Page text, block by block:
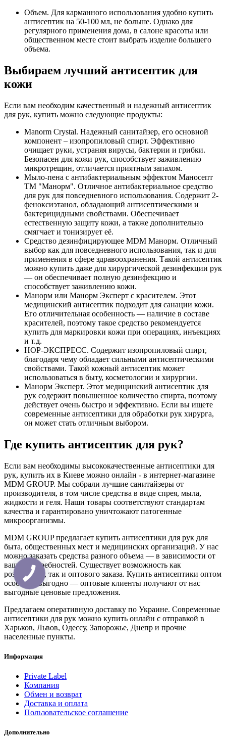
Объем. Для карманного использования удобно купить
антисептик на 50-100 мл, не больше. Однако для
регулярного применения дома, в салоне красоты или
общественном месте стоит выбрать изделие большего
объема.
Выбираем лучший антисептик для
кожи
Если вам необходим качественный и надежный антисептик
для рук, купить можно следующие продукты:
Manorm Crystal. Надежный санитайзер, его основной
компонент – изопропиловый спирт. Эффективно
очищает руки, устраняя вирусы, бактерии и грибки.
Безопасен для кожи рук, способствует заживлению
микротрещин, отличается приятным запахом.
Мыло-пена с антибактериальным эффектом Маносепт
ТМ "Манорм". Отличное антибактериальное средство
для рук для повседневного использования. Содержит 2-
феноксиэтанол, обладающий антисептическими и
бактерицидными свойствами. Обеспечивает
естественную защиту кожи, а также дополнительно
смягчает и тонизирует её.
Средство дезинфицирующее MDM Манорм. Отличный
выбор как для повседневного использования, так и для
применения в сфере здравоохранения. Такой антисептик
можно купить даже для хирургической дезинфекции рук
— он обеспечивает полную дезинфекцию и
способствует заживлению кожи.
Манорм или Манорм Эксперт с красителем. Этот
медицинский антисептик подходит для санации кожи.
Его отличительная особенность — наличие в составе
красителей, поэтому такое средство рекомендуется
купить для маркировки кожи при операциях, инъекциях
и т.д.
НОР-ЭКСПРЕСС. Содержит изопропиловый спирт,
благодаря чему обладает сильными антисептическими
свойствами. Такой кожный антисептик может
использоваться в быту, косметологии и хирургии.
Манорм Эксперт. Этот медицинский антисептик для
рук содержит повышенное количество спирта, поэтому
действует очень быстро и эффективно. Если вы ищете
современные антисептики для обработки рук хирурга,
он может стать отличным выбором.
Где купить антисептик для рук?
Если вам необходимы высококачественные антисептики для
рук, купить их в Киеве можно онлайн - в интернет-магазине
MDM GROUP. Мы собрали лучшие санитайзеры от
производителя, в том числе средства в виде спрея, мыла,
жидкости и геля. Наши товары соответствуют стандартам
качества и гарантировано уничтожают патогенные
микроорганизмы.
MDM GROUP предлагает купить антисептики для рук для
быта, общественных мест и медицинских организаций. У нас
можно заказать средства разного объема — в зависимости от
ваших потребностей. Существует возможность как
розничного, так и оптового заказа. Купить антисептики оптом
особенно выгодно — оптовые клиенты получают от нас
выгодные ценовые предложения.
Предлагаем оперативную доставку по Украине. Современные
антисептики для рук можно купить онлайн с отправкой в
Харьков, Львов, Одессу, Запорожье, Днепр и прочие
населенные пункты.
Информация
Private Label
Компания
Обмен и возврат
Доставка и оплата
Пользовательское соглашение
Дополнительно